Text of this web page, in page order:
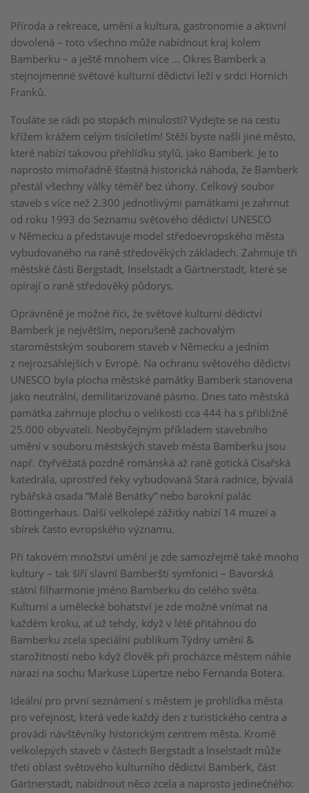
Příroda a rekreace, umění a kultura, gastronomie a aktivní
dovolená – toto všechno může nabídnout kraj kolem
Bamberku – a ještě mnohem více … Okres Bamberk a
stejnojmenné světové kulturní dědictví leží v srdci Horních
Franků.
Touláte se rádi po stopách minulosti? Vydejte se na cestu
křížem krážem celým tisíciletím! Stěží byste našli jiné město,
které nabízí takovou přehlídku stylů, jako Bamberk. Je to
naprosto mimořádně šťastná historická náhoda, že Bamberk
přestál všechny války téměř bez úhony. Celkový soubor
staveb s více než 2.300 jednotlivými památkami je zahrnut
od roku 1993 do Seznamu světového dědictví UNESCO
v Německu a představuje model středoevropského města
vybudovaného na raně středověkých základech. Zahrnuje tři
městské části Bergstadt, Inselstadt a Gärtnerstadt, které se
opírají o raně středověký půdorys.
Oprávněně je možné říci, že světové kulturní dědictví
Bamberk je největším, neporušeně zachovalým
staroměstským souborem staveb v Německu a jedním
z nejrozsáhlejších v Evropě. Na ochranu světového dědictví
UNESCO byla plocha městské památky Bamberk stanovena
jako neutrální, demilitarizované pásmo. Dnes tato městská
památka zahrnuje plochu o velikosti cca 444 ha s přibližně
25.000 obyvateli. Neobyčejným příkladem stavebního
umění v souboru městských staveb města Bamberku jsou
např. čtyřvěžatá pozdně románská až raně gotická Císařská
katedrála, uprostřed řeky vybudovaná Stará radnice, bývalá
rybářská osada “Malé Benátky” nebo barokní palác
Böttingerhaus. Další velkolepé zážitky nabízí 14 muzeí a
sbírek často evropského významu.
Při takovém množství umění je zde samozřejmě také mnoho
kultury – tak šíří slavní Bamberští symfonici – Bavorská
státní filharmonie jméno Bamberku do celého světa.
Kulturní a umělecké bohatství je zde možné vnímat na
každém kroku, ať už tehdy, když v létě přitáhnou do
Bamberku zcela speciální publikum Týdny umění &
starožitností nebo když člověk při procházce městem náhle
narazí na sochu Markuse Lüpertze nebo Fernanda Botera.
Ideální pro první seznámení s městem je prohlídka města
pro veřejnost, která vede každý den z turistického centra a
provádí návštěvníky historickým centrem města. Kromě
velkolepých staveb v částech Bergstadt a Inselstadt může
třetí oblast světového kulturního dědictví Bamberk, část
Gärtnerstadt, nabídnout něco zcela a naprosto jedinečného: